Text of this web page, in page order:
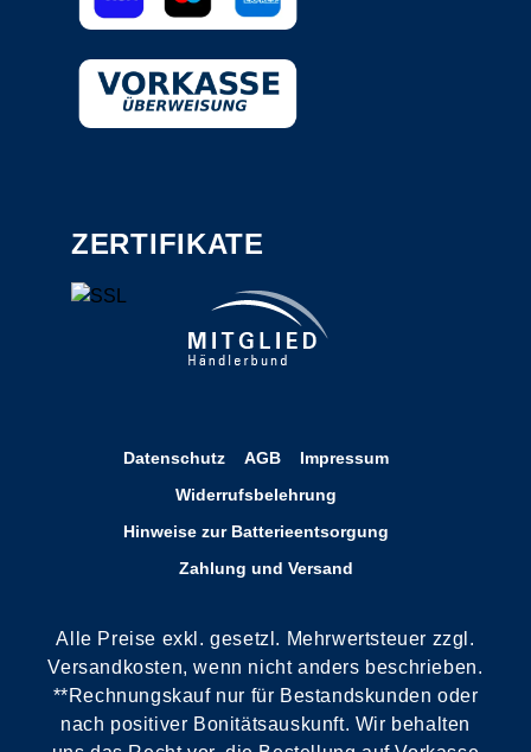
ZERTIFIKATE
Datenschutz AGB
Impressum
Widerrufsbelehrung
Hinweise zur Batterieentsorgung
Zahlung und Versand
Alle Preise exkl. gesetzl. Mehrwertsteuer zzgl.
Versandkosten, wenn nicht anders beschrieben.
**Rechnungskauf nur für Bestandskunden oder
nach positiver Bonitätsauskunft. Wir behalten